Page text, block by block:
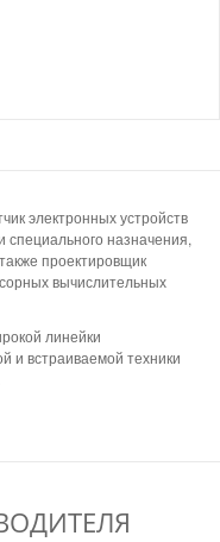
электронных устройств
специального назначения,
проектировщик
вычислительных
линейки
и встраиваемой техники